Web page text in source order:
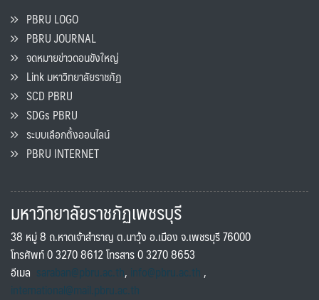
PBRU LOGO
PBRU JOURNAL
จดหมายข่าวดอนขังใหญ่
Link มหาวิทยาลัยราชภัฏ
SCD PBRU
SDGs PBRU
ระบบเลือกตั้งออนไลน์
PBRU INTERNET
มหาวิทยาลัยราชภัฏเพชรบุรี
38 หมู่ 8 ถ.หาดเจ้าสำราญ ต.นาวุ้ง อ.เมือง จ.เพชรบุรี 76000
โทรศัพท์ 0 3270 8612 โทรสาร 0 3270 8653
อีเมล saraban@pbru.ac.th, info@pbru.ac.th,
international@mail.pbru.ac.th